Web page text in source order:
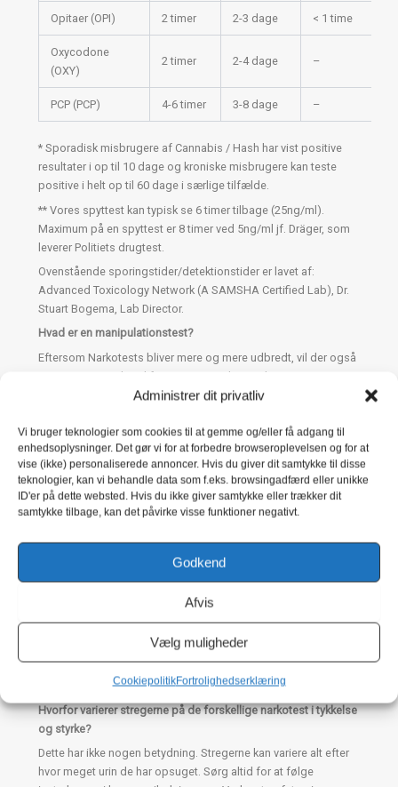
Administrer dit privatliv
Vi bruger teknologier som cookies til at gemme og/eller få adgang til
enhedsoplysninger. Det gør vi for at forbedre browseroplevelsen og for at
vise (ikke) personaliserede annoncer. Hvis du giver dit samtykke til disse
teknologier, kan vi behandle data som f.eks. browsingadfærd eller unikke
ID'er på dette websted. Hvis du ikke giver samtykke eller trækker dit
samtykke tilbage, kan det påvirke visse funktioner negativt.
Godkend
Afvis
Vælg muligheder
CookiepolitikFortrolighedserklæring
Opitaer (OPI) 2 timer 2-3 dage < 1 time
Oxycodone
(OXY)
2 timer 2-4 dage –
PCP (PCP) 4-6 timer 3-8 dage –
* Sporadisk misbrugere af Cannabis / Hash har vist positive
resultater i op til 10 dage og kroniske misbrugere kan teste
positive i helt op til 60 dage i særlige tilfælde.
** Vores spyttest kan typisk se 6 timer tilbage (25ng/ml).
Maximum på en spyttest er 8 timer ved 5ng/ml jf. Dräger, som
leverer Politiets drugtest.
Ovenstående sporingstider/detektionstider er lavet af:
Advanced Toxicology Network (A SAMSHA Certified Lab), Dr.
Stuart Bogema, Lab Director.
Hvad er en manipulationstest?
Eftersom Narkotests bliver mere og mere udbredt, vil der også
være personer, der vil forsøge at snyde sig til et negativt
resultat. Hvis der f.eks. tilsættes vand til urinprøven, eller hvis
store mængder vand indtages umiddelbart før prøven udføres,
vil resultatet ikke være retvisende.
Ydermere kan man sløre prøven ved at tilsætte forskellige
stoffer til urinen. F.eks. anvendes sæbe, klorin og citronsyre.
kan sløre urinprøver. Derfor har nogle af vores Narkotest
indbygget en manipulationstest.
Hvor præcise er de forskellige narkotests?
Vores narkotest er meget præcise, ca. mellem 97-99%
99% nøjagtighed, dog skal der gøres opmærksom på, at
testene kan give udslag på lægeordineret medicin.Se de
forskellige krydsreaktioner.
Hvorfor varierer stregerne på de forskellige narkotest i tykkelse
og styrke?
Dette har ikke nogen betydning. Stregerne kan variere alt efter
hvor meget urin de har opsuget. Sørg altid for at følge